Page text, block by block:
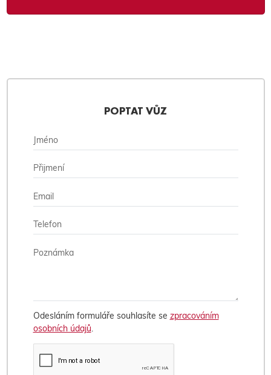
POPTAT VŮZ
Odesláním formuláře souhlasíte se zpracováním
osobních údajů.